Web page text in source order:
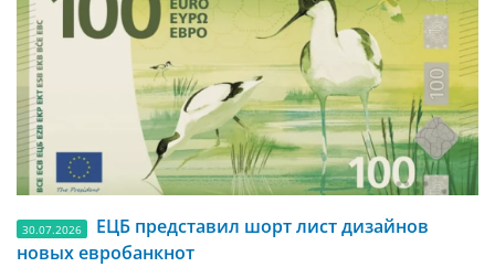
30.07.2026
ЕЦБ представил шорт лист дизайнов
новых евробанкнот